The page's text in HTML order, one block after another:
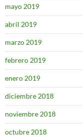
mayo 2019
abril 2019
marzo 2019
febrero 2019
enero 2019
diciembre 2018
noviembre 2018
octubre 2018